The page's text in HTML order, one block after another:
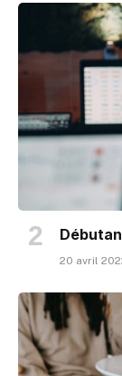
20 avril